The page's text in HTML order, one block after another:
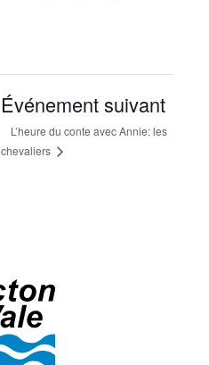
Événement suivant
L’heure du conte avec Annie: les
chevaliers